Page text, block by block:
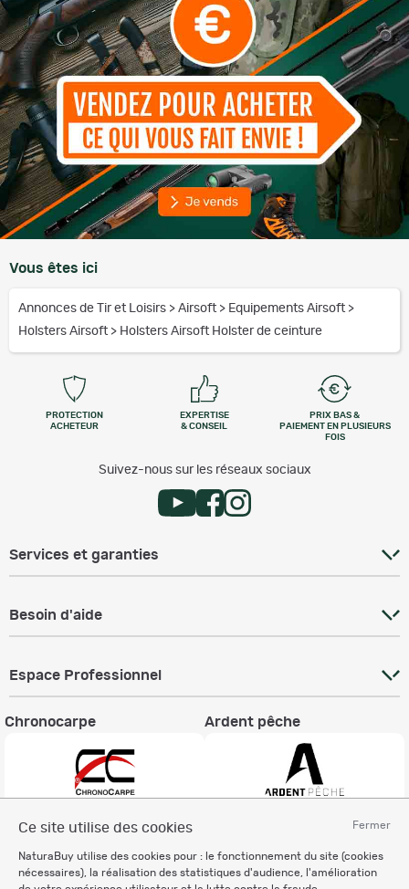
Fermer
Ce site utilise des cookies
NaturaBuy utilise des cookies pour : le fonctionnement du site (cookies
nécessaires), la réalisation des statistiques d'audience, l'amélioration
Vous êtes ici
Annonces de Tir et Loisirs > Airsoft > Equipements Airsoft >
Holsters Airsoft > Holsters Airsoft Holster de ceinture
PROTECTION
ACHETEUR
EXPERTISE
& CONSEIL
PRIX BAS &
PAIEMENT EN PLUSIEURS
FOIS
Suivez-nous sur les réseaux sociaux
Services et garanties
Besoin d'aide
Espace Professionnel
Chronocarpe Ardent pêche
Charte éthique